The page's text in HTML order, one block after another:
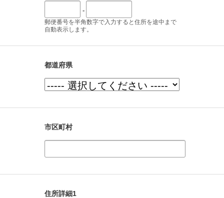
-
郵便番号を半角数字で入力すると住所を途中まで
自動表示します。
都道府県
市区町村
住所詳細1